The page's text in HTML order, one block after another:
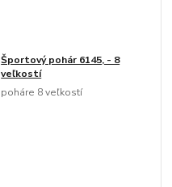
Športový pohár 6145, - 8
veľkostí
poháre 8 veľkostí